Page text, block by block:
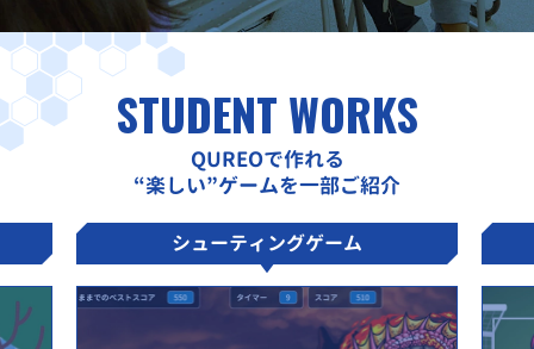
STUDENT WORKS
QUREOで作れる
“楽しい”ゲームを一部ご紹介
シューティングゲーム